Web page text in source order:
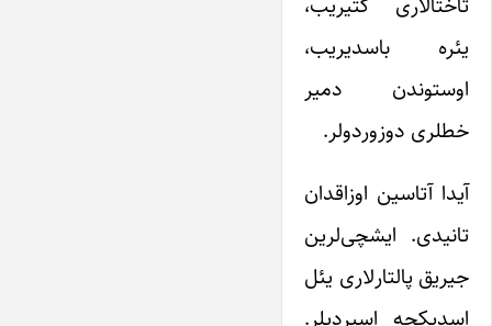
یئره باسدیریب،
اوستوندن دمیر
خطلری دوزوردولر.
آیدا آتاسین اوزاقدان
تانیدی. ایشچی‌لرین
جیریق پالتارلاری یئل
اسدیکجه اسیردیلر.